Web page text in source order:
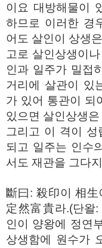
이요 대방해물이
하므로 이러한 경
어도 살인이 상생
고로 살인상생이
인과 일주가 밀접
거리에 살관이 있
가 있어 통관이 되
있으면 살인상생
그리고 이 격이
되고 일주는 인수
서도 재관을 그다
斷曰: 殺印이 相生
定然富貴라.(단왈
인이 양왕에 정연
상생함에 원수가